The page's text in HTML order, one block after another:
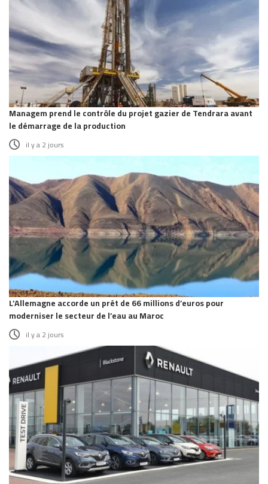
Managem prend le contrôle du projet gazier de Tendrara avant
le démarrage de la production
il y a 2 jours
L’Allemagne accorde un prêt de 66 millions d’euros pour
moderniser le secteur de l’eau au Maroc
il y a 2 jours